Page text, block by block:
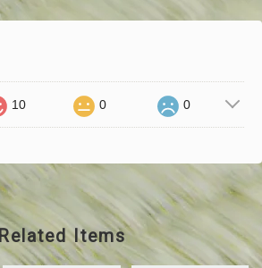
10 0 0
Related Items